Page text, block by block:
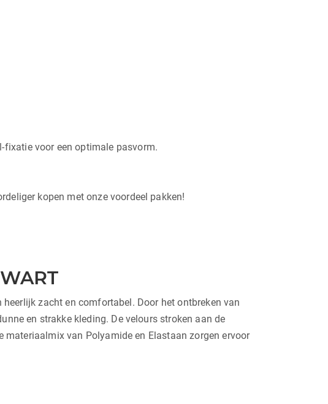
fixatie voor een optimale pasvorm.
kopen met onze voordeel pakken!
zacht en comfortabel. Door het ontbreken van
en strakke kleding. De velours stroken aan de
van Polyamide en Elastaan zorgen ervoor